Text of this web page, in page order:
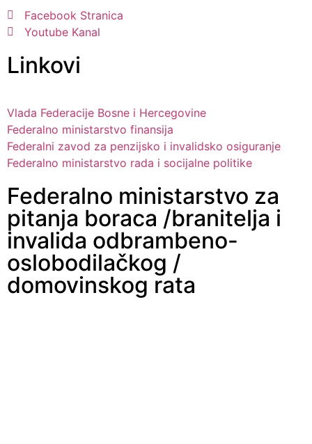
Facebook Stranica
Youtube Kanal
Linkovi
Vlada Federacije Bosne i Hercegovine
Federalno ministarstvo finansija
Federalni zavod za penzijsko i invalidsko osiguranje
Federalno ministarstvo rada i socijalne politike
Federalno ministarstvo za
pitanja boraca /branitelja i
invalida odbrambeno-
oslobodilačkog /
domovinskog rata